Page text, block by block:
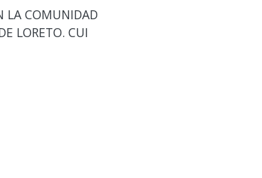
LA COMUNIDAD
LORETO. CUI